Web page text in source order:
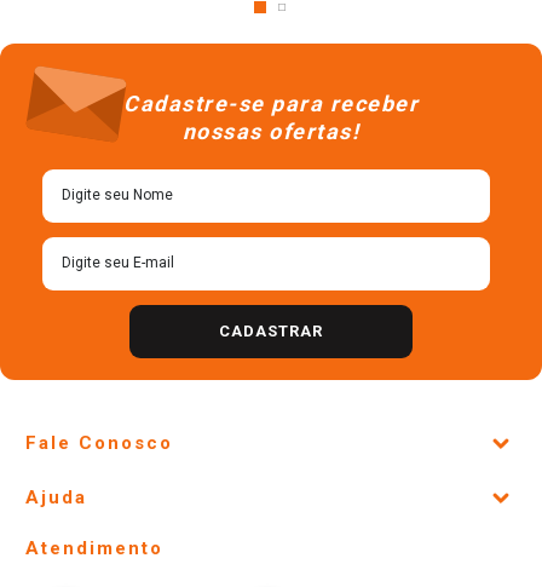
Cadastre-se para receber
nossas ofertas!
CADASTRAR
Fale Conosco
Lojas Físicas e Horários
Ofertas
Ajuda
Atendimento